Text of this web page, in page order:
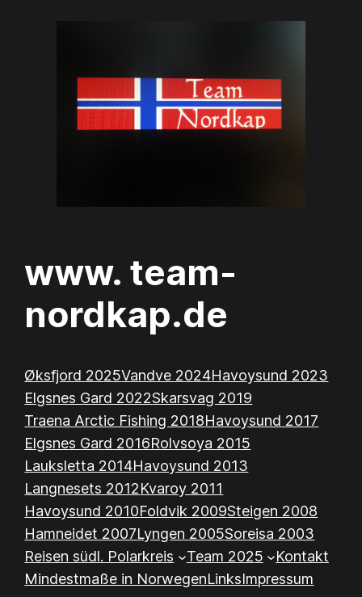
www. team-
nordkap.de
Øksfjord 2025Vandve 2024Havoysund 2023
Elgsnes Gard 2022Skarsvag 2019
Traena Arctic Fishing 2018Havoysund 2017
Elgsnes Gard 2016Rolvsoya 2015
Lauksletta 2014Havoysund 2013
Langnesets 2012Kvaroy 2011
Havoysund 2010Foldvik 2009Steigen 2008
Hamneidet 2007Lyngen 2005Soreisa 2003
Reisen südl. Polarkreis
Team 2025
Kontakt
Mindestmaße in NorwegenLinksImpressum